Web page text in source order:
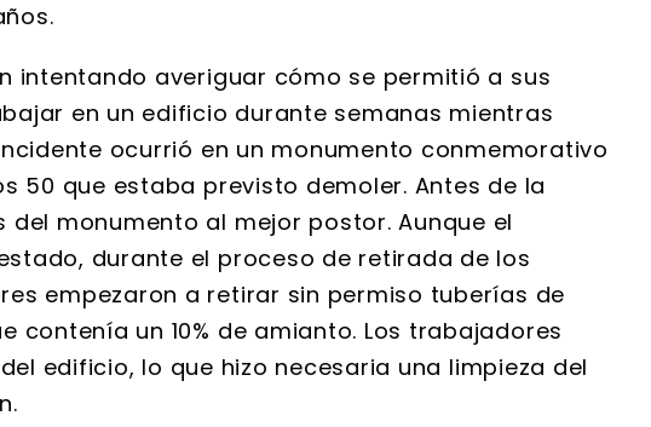
intentando averiguar cómo se permitió a sus
en un edificio durante semanas mientras
ocurrió en un monumento conmemorativo
50 que estaba previsto demoler. Antes de la
monumento al mejor postor. Aunque el
durante el proceso de retirada de los
empezaron a retirar sin permiso tuberías de
contenía un 10% de amianto. Los trabajadores
edificio, lo que hizo necesaria una limpieza del